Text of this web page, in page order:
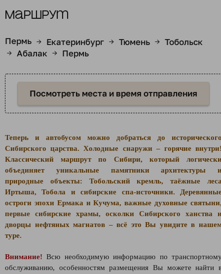
Маршрут
Пермь → Екатеринбург → Тюмень → Тобольск
→ Абалак → Пермь
Посмотреть места и время отправления
Теперь и автобусом можно добраться до
Сибирского царства. Холодные снаружи – горячие
Классический маршрут по Сибири, который
объединяет уникальные памятники архитектуры
природные объекты: Тобольский кремль, таёжные
Иртыша, Тобола и сибирские спа-источники.
остроги эпохи Ермака и Кучума, важные духовные
первые сибирские храмы, осколки Сибирского ханства
дворцы нефтяных магнатов – всё это Вы увидите в
туре.
Внимание! Всю необходимую информацию по
обслуживанию, особенностям размещения Вы можете найти